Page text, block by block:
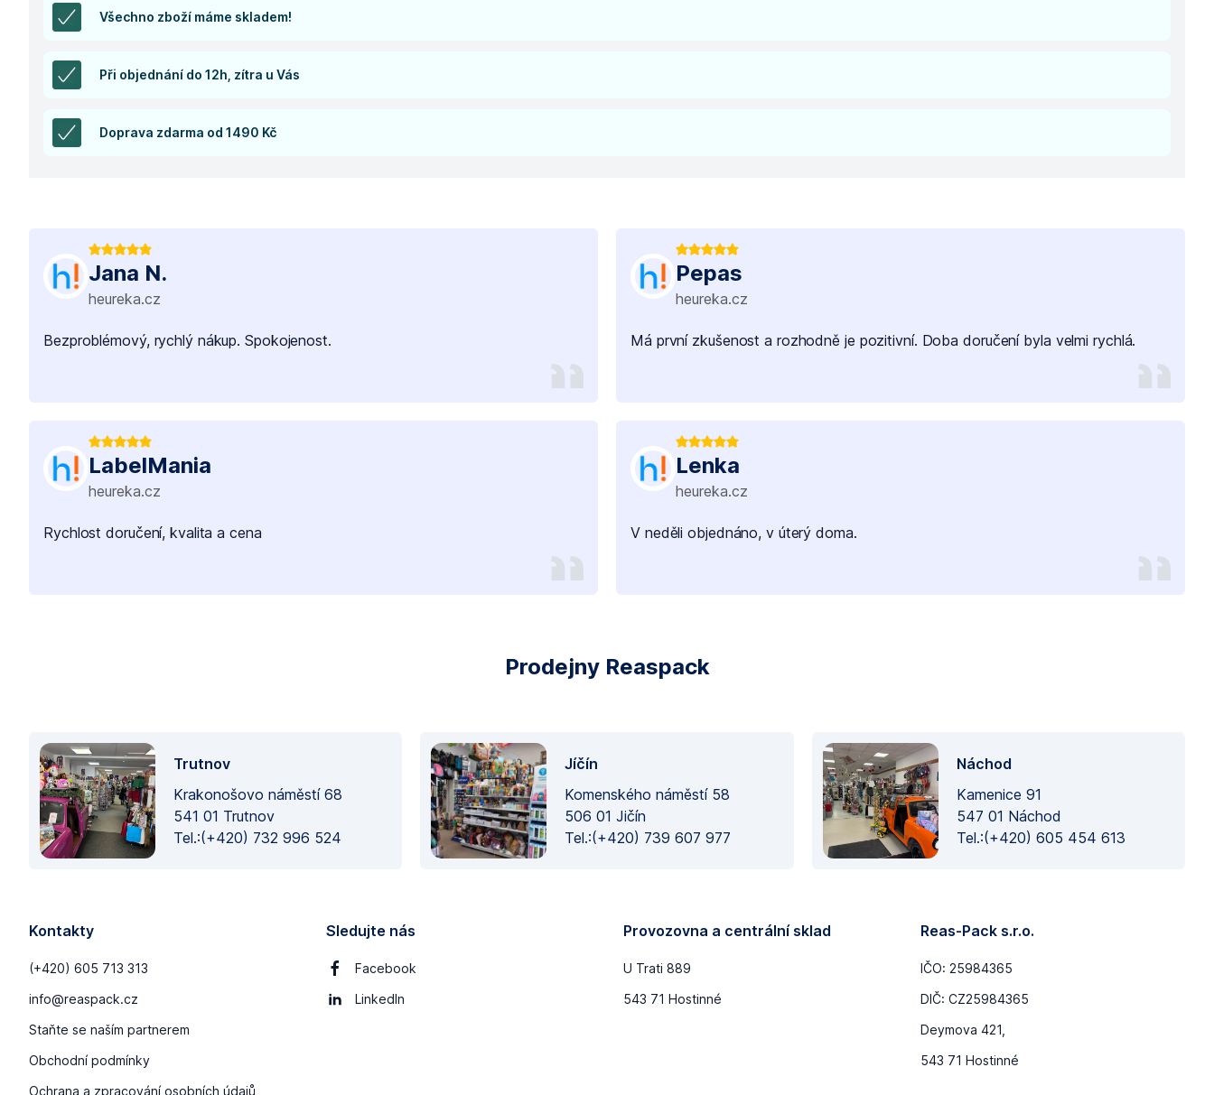
Všechno zboží máme skladem!
Při objednání do 12h, zítra u Vás
Doprava zdarma od 1490 Kč
Jana N.
heureka.cz
Bezproblémový, rychlý nákup. Spokojenost.
Pepas
heureka.cz
Má první zkušenost a rozhodně je pozitivní. Doba doručení byla velmi rychlá.
LabelMania
heureka.cz
Rychlost doručení, kvalita a cena
Lenka
heureka.cz
V neděli objednáno, v úterý doma.
Prodejny Reaspack
Trutnov
Krakonošovo náměstí 68
541 01 Trutnov
Tel.:(+420) 732 996 524
Jíčín
Komenského náměstí 58
506 01 Jičín
Tel.:(+420) 739 607 977
Náchod
Kamenice 91
547 01 Náchod
Tel.:(+420) 605 454 613
Kontakty
(+420) 605 713 313
info@reaspack.cz
Staňte se naším partnerem
Obchodní podmínky
Ochrana a zpracování osobních údajů
Sledujte nás
Facebook
LinkedIn
Provozovna a centrální sklad
U Trati 889
543 71 Hostinné
Reas-Pack s.r.o.
IČO: 25984365
DIČ: CZ25984365
Deymova 421,
543 71 Hostinné